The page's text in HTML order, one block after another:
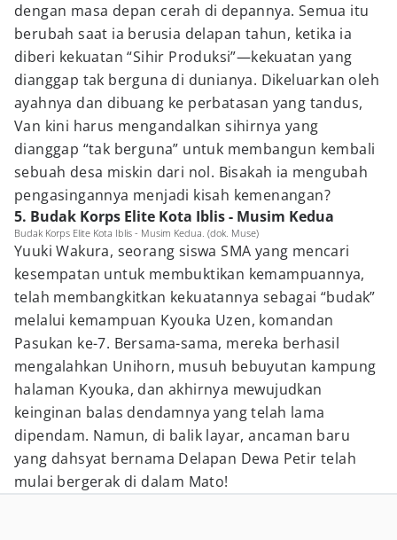
dengan masa depan cerah di depannya. Semua itu
berubah saat ia berusia delapan tahun, ketika ia
diberi kekuatan “Sihir Produksi”—kekuatan yang
dianggap tak berguna di dunianya. Dikeluarkan oleh
ayahnya dan dibuang ke perbatasan yang tandus,
Van kini harus mengandalkan sihirnya yang
dianggap “tak berguna” untuk membangun kembali
sebuah desa miskin dari nol. Bisakah ia mengubah
pengasingannya menjadi kisah kemenangan?
5. Budak Korps Elite Kota Iblis - Musim Kedua
Budak Korps Elite Kota Iblis - Musim Kedua. (dok. Muse)
Yuuki Wakura, seorang siswa SMA yang mencari
kesempatan untuk membuktikan kemampuannya,
telah membangkitkan kekuatannya sebagai “budak”
melalui kemampuan Kyouka Uzen, komandan
Pasukan ke-7. Bersama-sama, mereka berhasil
mengalahkan Unihorn, musuh bebuyutan kampung
halaman Kyouka, dan akhirnya mewujudkan
keinginan balas dendamnya yang telah lama
dipendam. Namun, di balik layar, ancaman baru
yang dahsyat bernama Delapan Dewa Petir telah
mulai bergerak di dalam Mato!